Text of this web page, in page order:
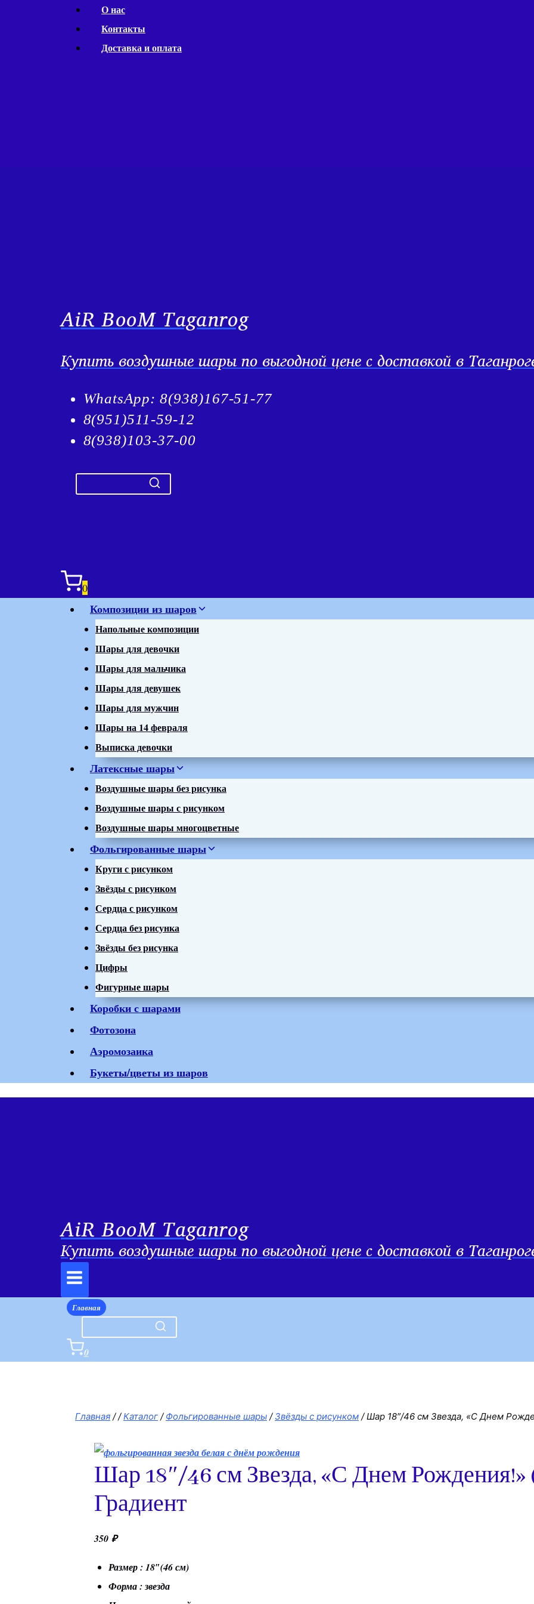
О нас
Контакты
Доставка и оплата
AiR BooM Taganrog
Купить воздушные шары по выгодной цене с доставкой в
WhatsApp: 8(938)167-51-77
8(951)511-59-12
8(938)103-37-00
0
Композиции из шаров
Напольные композиции
Шары для девочки
Шары для мальчика
Шары для девушек
Шары для мужчин
Шары на 14 февраля
Выписка девочки
Латексные шары
Воздушные шары без рисунка
Воздушные шары с рисунком
Воздушные шары многоцветные
Фольгированные шары
Круги с рисунком
Звёзды с рисунком
Сердца с рисунком
Сердца без рисунка
Звёзды без рисунка
Цифры
Фигурные шары
Коробки с шарами
Фотозона
Аэромозаика
Букеты/цветы из шаров
AiR BooM Taganrog
Купить воздушные шары по выгодной цене с доставкой в
Главная
0
Главная / / Каталог / Фольгированные шары / Звёзды с рисунком / Шар 18″/46 см Звезда, «С Днем
Шар 18″/46 см Звезда, «С Днем Рождения!»
Градиент
350 ₽
Размер : 18″(46 см)
Форма : звезда